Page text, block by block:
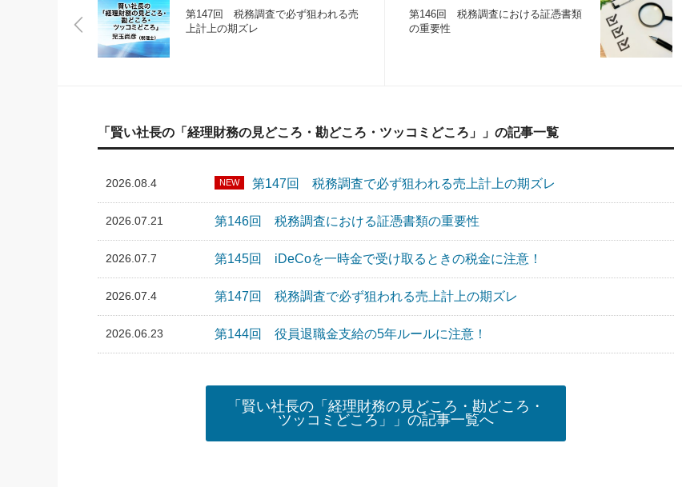
第147回 税務調査で必ず狙われる売
上計上の期ズレ
第146回 税務調査における証憑書類
の重要性
「賢い社長の「経理財務の見どころ・勘どころ・ツッコミどころ」」の記事一覧
2026.08.4 NEW 第147回 税務調査で必ず狙われる売上計上の期ズレ
2026.07.21 第146回 税務調査における証憑書類の重要性
2026.07.7 第145回 iDeCoを一時金で受け取るときの税金に注意！
2026.07.4 第147回 税務調査で必ず狙われる売上計上の期ズレ
2026.06.23 第144回 役員退職金支給の5年ルールに注意！
「賢い社長の「経理財務の見どころ・勘どころ・
ツッコミどころ」」の記事一覧へ